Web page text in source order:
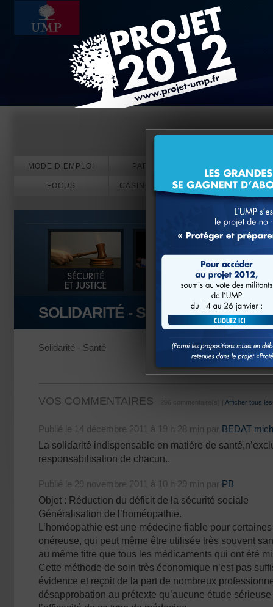
MODE D’EMPLOI PARTICIPEZ
FOCUS CASINO EN LIGNE
PARIS
SOLIDARITÉ - SANTÉ
Solidarité - Santé
VOS COMMENTAIRES Afficher tous
Publié le 14 décembre 2011 à 19 h 28 min par BEDAT
La solidarité indispensable en matière de
responsabilisation de chacun..
Publié le 29 novembre 2011 à 10 h 29 min par PB
Objet : Réduction du déficit de la sécurité sociale
Généralisation de l’homéopathie.
L’homéopathie est une médecine fiable pour
onéreuse, qui peut même être utilisée très souvent
au même titre que tous les médicaments qui ont été
Cette méthode de soin très économique n’est pas
évidence et reçoit de la part de nombreux
désapprobation au prétexte qu’aucune étude sérieuse